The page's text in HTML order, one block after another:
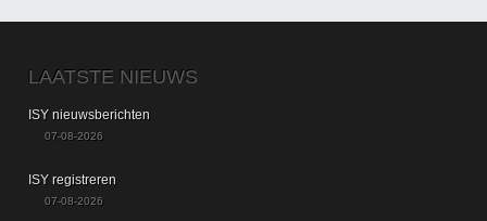
LAATSTE NIEUWS
ISY nieuwsberichten
07-08-2026
ISY registreren
07-08-2026